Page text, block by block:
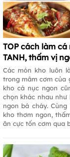
TOP cách làm cá
TANH, thấm vị
Các món kho luôn
trong mâm cơm của
kho cá nục ngon
chọn khác nhau như
ngon bá cháy.
kho thơm ngon,
ăn cực tốn cơm qua